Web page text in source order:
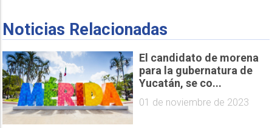
Noticias Relacionadas
El candidato de morena
para la gubernatura de
Yucatán, se co...
01 de noviembre de 2023